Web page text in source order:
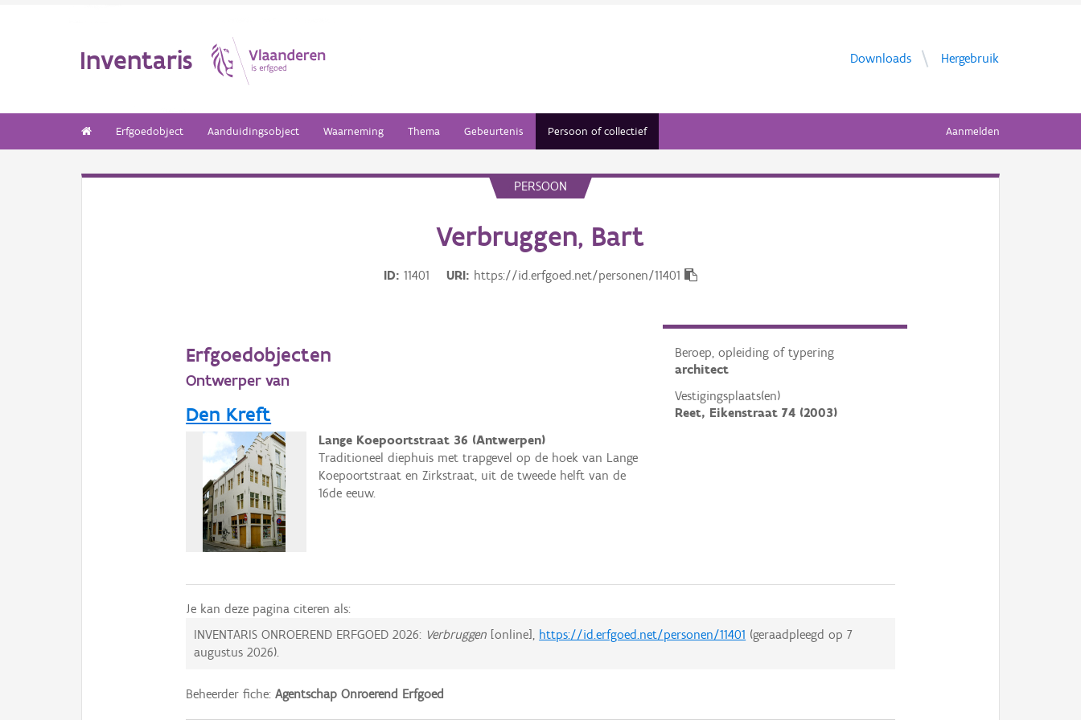
Inventaris Downloads Hergebruik
Erfgoedobject Aanduidingsobject Waarneming Thema Gebeurtenis Persoon of collectief Aanmelden
PERSOON
Verbruggen, Bart
ID 11401 URI https://id.erfgoed.net/personen/11401
Beroep, opleiding of typering
architect
Vestigingsplaats(en)
Reet, Eikenstraat 74 (2003)
Erfgoedobjecten
Ontwerper van
Den Kreft
Lange Koepoortstraat 36 (Antwerpen)
Traditioneel diephuis met trapgevel op de hoek van Lange
Koepoortstraat en Zirkstraat, uit de tweede helft van de
16de eeuw.
Je kan deze pagina citeren als:
INVENTARIS ONROEREND ERFGOED 2026: Verbruggen [online], https://id.erfgoed.net/personen/11401 (geraadpleegd op7
augustus 2026).
Beheerder fiche:Agentschap Onroerend Erfgoed